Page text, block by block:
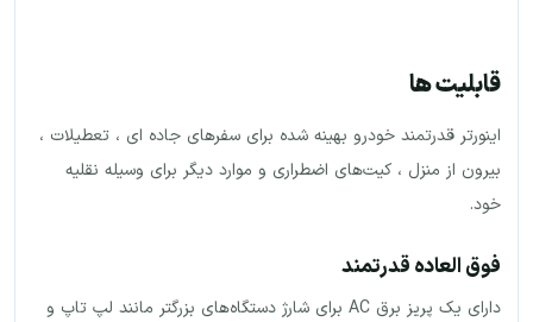
قابلیت ها
اینورتر قدرتمند خودرو بهینه شده برای سفرهای جاده ای ، تعطیلات ،
بیرون از منزل ، کیت‌های اضطراری و موارد دیگر برای وسیله نقلیه
خود.
فوق العاده قدرتمند
دارای یک پریز برق AC برای شارژ دستگاه‌های بزرگتر مانند لپ تاپ و